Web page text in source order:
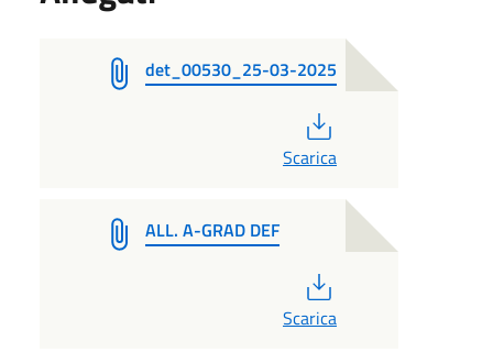
det_00530_25-03-2025
Scarica
ALL. A-GRAD DEF
Scarica